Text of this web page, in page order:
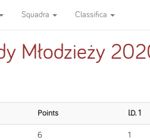
Squadra Classifica
Młodzieży
Points I.D. 1
6 1